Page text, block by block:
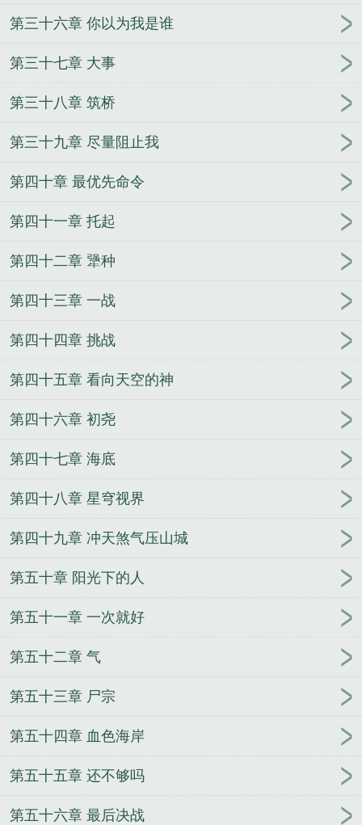
第三十六章 你以为我是谁
第三十七章 大事
第三十八章 筑桥
第三十九章 尽量阻止我
第四十章 最优先命令
第四十一章 托起
第四十二章 犟种
第四十三章 一战
第四十四章 挑战
第四十五章 看向天空的神
第四十六章 初尧
第四十七章 海底
第四十八章 星穹视界
第四十九章 冲天煞气压山城
第五十章 阳光下的人
第五十一章 一次就好
第五十二章 气
第五十三章 尸宗
第五十四章 血色海岸
第五十五章 还不够吗
第五十六章 最后决战